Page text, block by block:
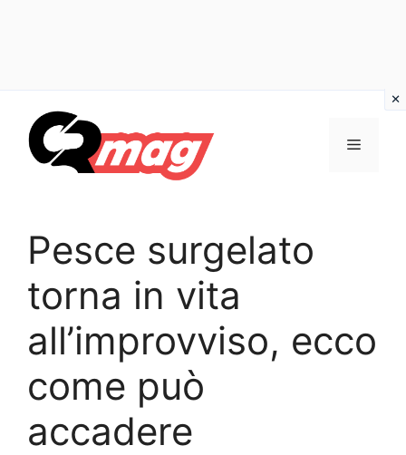
contenuto
Menu
Pesce surgelato
torna in vita
all’improvviso, ecco
come può
accadere